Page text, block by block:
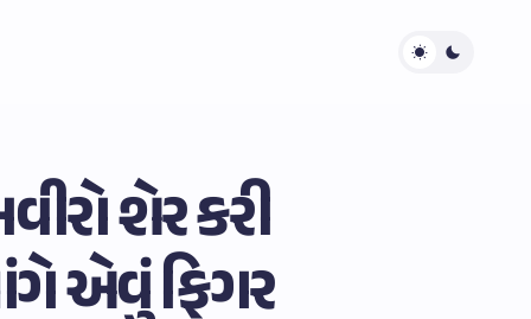
શેર કરી
એવું ફિગર